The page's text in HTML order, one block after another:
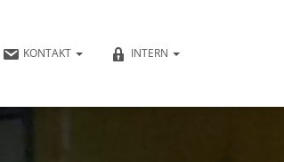
KONTAKT INTERN